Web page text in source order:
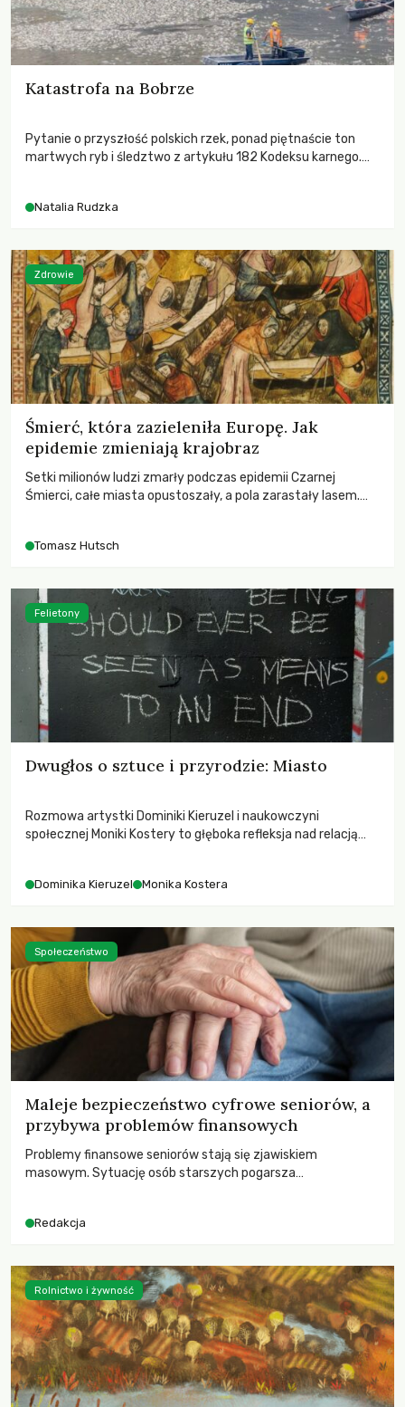
Katastrofa na Bobrze
Pytanie o przyszłość polskich rzek, ponad piętnaście ton
martwych ryb i śledztwo z artykułu 182 Kodeksu karnego.
zdarzeń prowadzących do biologicznej śmierci rzeki.
Natalia Rudzka
Śmierć, która zazieleniła Europę. Jak
epidemie zmieniają krajobraz
Setki milionów ludzi zmarły podczas epidemii Czarnej
Śmierci, całe miasta opustoszały, a pola zarastały lasem.
największych katastrof w swoich dziejach.
Tomasz Hutsch
Zdrowie
Dwugłos o sztuce i przyrodzie: Miasto
Rozmowa artystki Dominiki Kieruzel i naukowczyni
społecznej Moniki Kostery to głęboka refleksja nad relacją
Dominika Kieruzel Monika Kostera
Felietony
Maleje bezpieczeństwo cyfrowe seniorów, a
przybywa problemów finansowych
Problemy finansowe seniorów stają się zjawiskiem
masowym. Sytuację osób starszych pogarsza
Redakcja
Społeczeństwo
Rolnictwo i żywność